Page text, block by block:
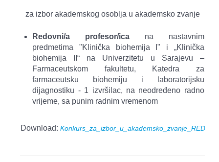
za izbor akademskog osoblja u akademsko zvanje
Redovni/a profesor/ica na nastavnim
predmetima "Klinička biohemija I" i „Klinička
biohemija II“ na Univerzitetu u Sarajevu –
Farmaceutskom fakultetu, Katedra za
farmaceutsku biohemiju i laboratorijsku
dijagnostiku - 1 izvršilac, na neodređeno radno
vrijeme, sa punim radnim vremenom
Download: